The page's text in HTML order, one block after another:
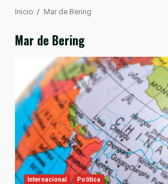
Inicio Mar de Bering
Mar de Bering
Internacional Política